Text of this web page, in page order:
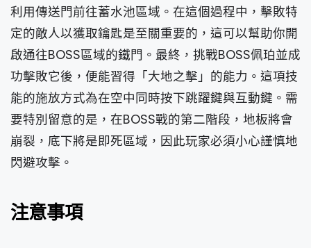
利用傳送門前往蓄水池區域。在這個過程中，擊敗特
定的敵人以獲取鑰匙是至關重要的，這可以幫助你開
啟通往BOSS區域的鐵門。最終，挑戰BOSS佩珀並成
功擊敗它後，便能習得「大地之擊」的能力。這項技
能的施放方式為在空中同時按下跳躍鍵與互動鍵。需
要特別留意的是，在BOSS戰的第二階段，地板將會
崩裂，底下將是即死區域，因此玩家必須小心謹慎地
閃避攻擊。
注意事項